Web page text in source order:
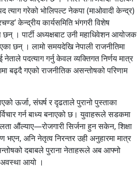
त्याग गरेको भोलिपल्ट नेकपा (माओवादी केन्द्र)
केन्द्रीय कार्यसमिति भंगगरी विशेष
छन् । पार्टी अध्यक्षबाट उनी महाधिवेशन आयोजक
छन् । लामो समयदेखि नेपाली राजनीतिमा
नेताले पदत्याग गर्नु केवल व्यक्तिगत निर्णय मात्र
बढ्दै गएको राजनीतिक असन्तोषको परिणाम
ऊर्जा, संघर्ष र दृढताले पुरानो पुस्ताका
गर्न बाध्य बनाएको छ। युवाहरूले सडकमा
औंल्याए—रोजगारी सिर्जना हुन सकेन, शिक्षा
भएन, अनि नेतृत्व निरन्तर उही अनुहारमा मात्र
दबाबले पुराना नेताहरूले अब आफ्नो
अवस्था आयो ।